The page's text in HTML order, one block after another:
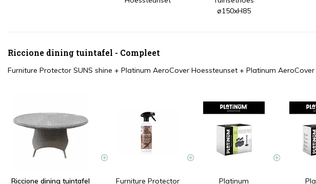
ø150xH85
Riccione dining tuintafel - Compleet
Furniture Protector SUNS shine + Platinum AeroCover Hoessteunset + Platinum
Riccione dining tuintafel Furniture Protector Platinum